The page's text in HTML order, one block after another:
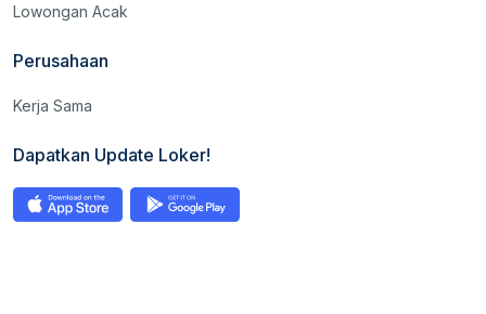
Lowongan Acak
Perusahaan
Kerja Sama
Dapatkan Update Loker!